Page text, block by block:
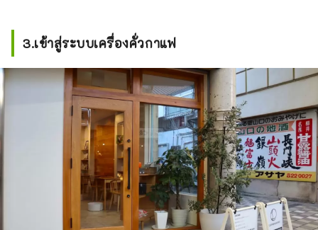
3.เข้าสู่ระบบเครื่องคั่วกาแฟ